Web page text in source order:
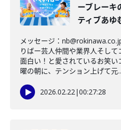
ーブレーキ
ティブあゆ
メッセージ：
りばー芸人仲間や業界人そし
面白い！と愛されているお笑い
曜の朝に、テンション上げて元
2026.02.22|00:27:28